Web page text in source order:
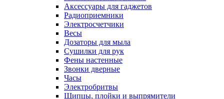
Аксессуары для гаджетов
Радиоприемники
Электросчетчики
Весы
Дозаторы для мыла
Сушилки для рук
Фены настенные
Звонки дверные
Часы
Электробритвы
Щипцы, плойки и выпрямители